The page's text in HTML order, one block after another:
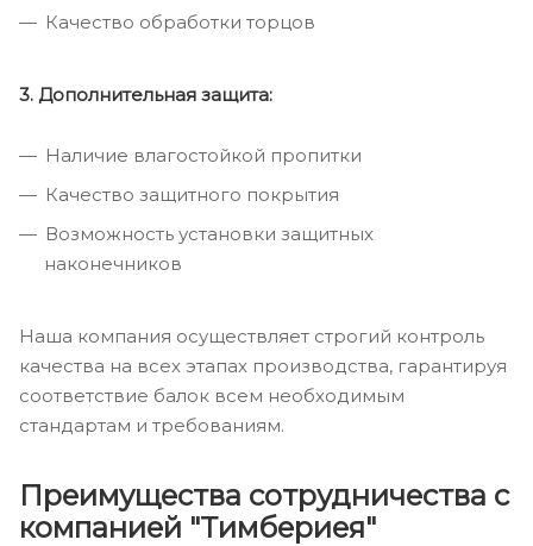
Качество обработки торцов
3. Дополнительная защита:
Наличие влагостойкой пропитки
Качество защитного покрытия
Возможность установки защитных
наконечников
Наша компания осуществляет строгий контроль
качества на всех этапах производства, гарантируя
соответствие балок всем необходимым
стандартам и требованиям.
Преимущества сотрудничества с
компанией "Тимбериея"